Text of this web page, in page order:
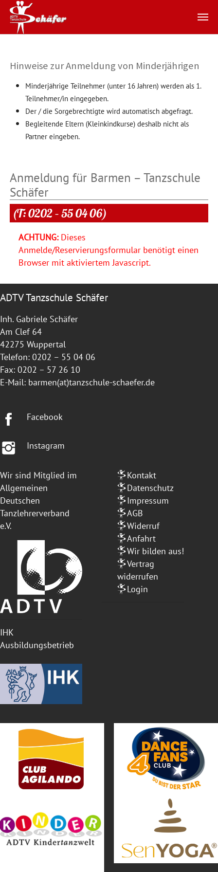
Hinweise zur Anmeldung von Minderjährigen
Minderjährige Teilnehmer (unter 16 Jahren) werden als 1.
Teilnehmer/in eingegeben.
Der / die Sorgebrechtigte wird automatisch abgefragt.
Begleitende Eltern (Kleinkindkurse) deshalb nicht als
Partner eingeben.
Anmeldung für Barmen – Tanzschule
Schäfer
(T: 0202 – 55 04 06)
ACHTUNG:Dieses
Anmelde/Reservierungsformular benötigt einen
Browser mit aktiviertem Javascript.
ADTV Tanzschule Schäfer
Inh. Gabriele Schäfer
Am Clef 64
42275 Wuppertal
Telefon: 0202 – 55 04 06
Fax: 0202 – 57 26 10
E-Mail: barmen(at)tanzschule-schaefer.de
Facebook
Instagram
Wir sind Mitglied im
Allgemeinen
Deutschen
Tanzlehrerverband
e.V.
IHK
Ausbildungsbetrieb
Kontakt
Datenschutz
Impressum
AGB
Widerruf
Anfahrt
Wir bilden aus!
Vertrag
widerrufen
Login